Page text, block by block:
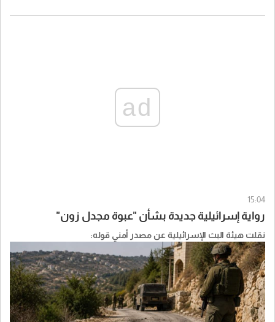
ad
15:04
رواية إسرائيلية جديدة بشأن "عبوة مجدل زون"
نقلت هيئة البث الإسرائيلية عن مصدر أمني قوله: